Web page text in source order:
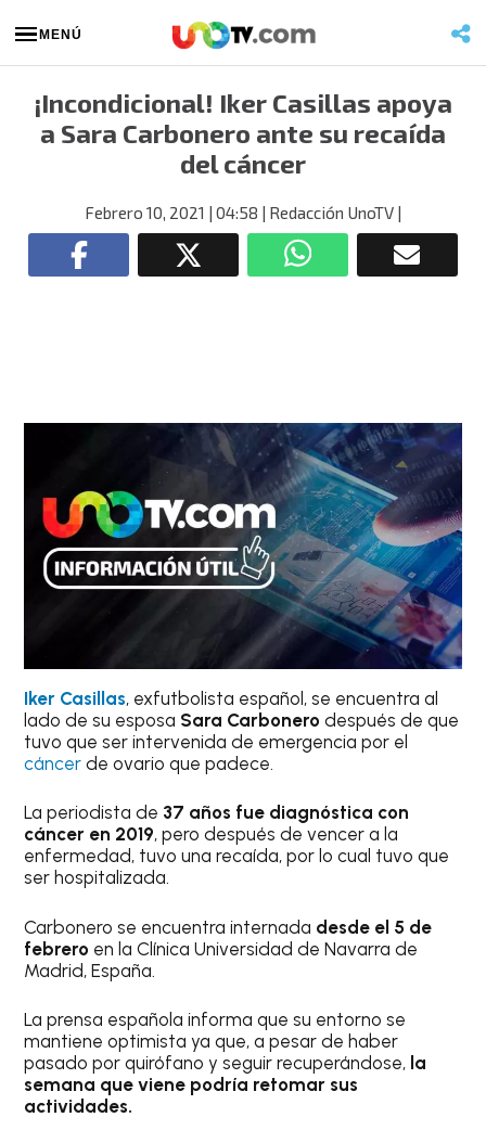
MENÚ
¡Incondicional! Iker Casillas apoya
a Sara Carbonero ante su recaída
del cáncer
Febrero 10, 2021 | 04:58 | Redacción UnoTV |
Iker Casillas, exfutbolista español, se encuentra al
lado de su esposa Sara Carbonero después de que
tuvo que ser intervenida de emergencia por el
cáncer de ovario que padece.
La periodista de 37 años fue diagnóstica con
cáncer en 2019, pero después de vencer a la
enfermedad, tuvo una recaída, por lo cual tuvo que
ser hospitalizada.
Carbonero se encuentra internada desde el 5 de
febrero en la Clínica Universidad de Navarra de
Madrid, España.
La prensa española informa que su entorno se
mantiene optimista ya que, a pesar de haber
pasado por quirófano y seguir recuperándose, la
semana que viene podría retomar sus
actividades.